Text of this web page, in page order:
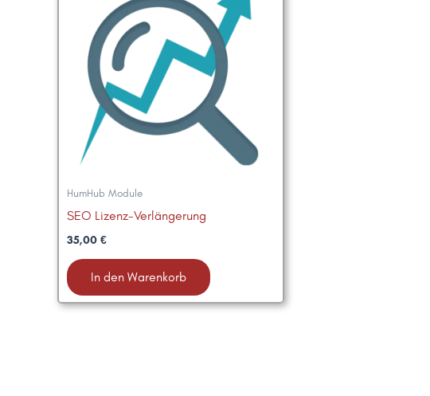
HumHub Module
SEO Lizenz-Verlängerung
35,00 €
In den Warenkorb